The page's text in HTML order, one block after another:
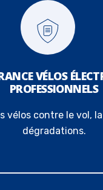
VÉLOS
PROFESSIONNELS
vélos contre le vol,
dégradations.